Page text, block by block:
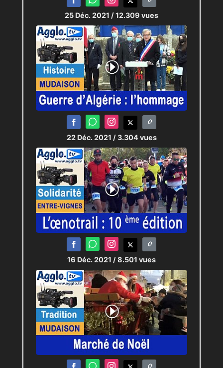
25 Déc. 2021 / 12.309 vues
22 Déc. 2021 / 3.304 vues
16 Déc. 2021 / 8.501 vues